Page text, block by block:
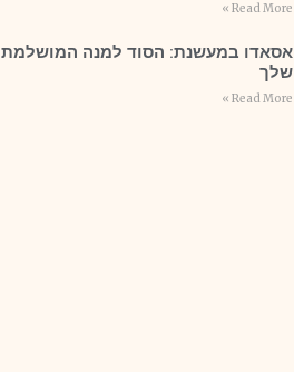
Read More »
אסאדו במעשנת: הסוד למנה המושלמת
שלך
Read More »